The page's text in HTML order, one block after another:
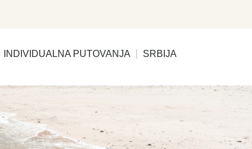
INDIVIDUALNA PUTOVANJA SRBIJA